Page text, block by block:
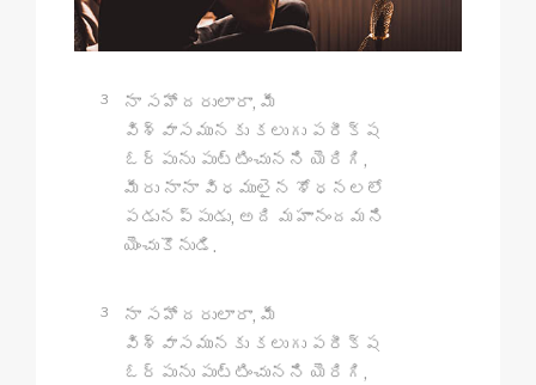
3
నా సహోదరులారా, మీ
విశ్వాసమునకు కలుగు పరీక్ష
ఓర్పును పుట్టించునని యెరిగి,
మీరు నానా విధములైన శోధనలలో
పడునప్పుడు, అది మహానందమని
యెంచుకొనుడి.
3
నా సహోదరులారా, మీ
విశ్వాసమునకు కలుగు పరీక్ష
ఓర్పును పుట్టించునని యెరిగి,